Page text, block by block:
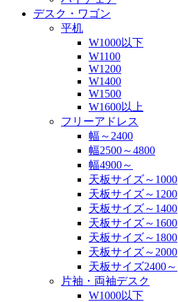
デスク・ワゴン
平机
W1000以下
W1100
W1200
W1400
W1500
W1600以上
フリーアドレス
幅～2400
幅2500～4800
幅4900～
天板サイズ～1000
天板サイズ～1200
天板サイズ～1400
天板サイズ～1600
天板サイズ～1800
天板サイズ～2000
天板サイズ2400～
片袖・両袖デスク
W1000以下